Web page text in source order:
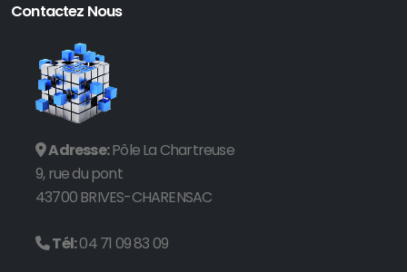
Contactez Nous
Adresse:Pôle La Chartreuse
9, rue du pont
43700 BRIVES-CHARENSAC
Tél:04 71 09 83 09